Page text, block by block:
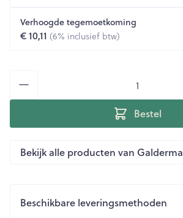
Verhoogde tegemoetkoming
€ 10,11 (6% inclusief btw)
Bestel
Bekijk alle producten van Galderma
Beschikbare leveringsmethoden